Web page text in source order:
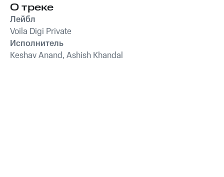
О треке
Лейбл
Voila Digi Private
Исполнитель
Keshav Anand, Ashish Khandal